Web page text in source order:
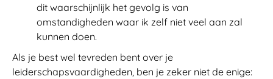
dit waarschijnlijk het gevolg is van
omstandigheden waar ik zelf niet veel aan zal
kunnen doen.
Als je best wel tevreden bent over je
leiderschapsvaardigheden, ben je zeker niet de enige: